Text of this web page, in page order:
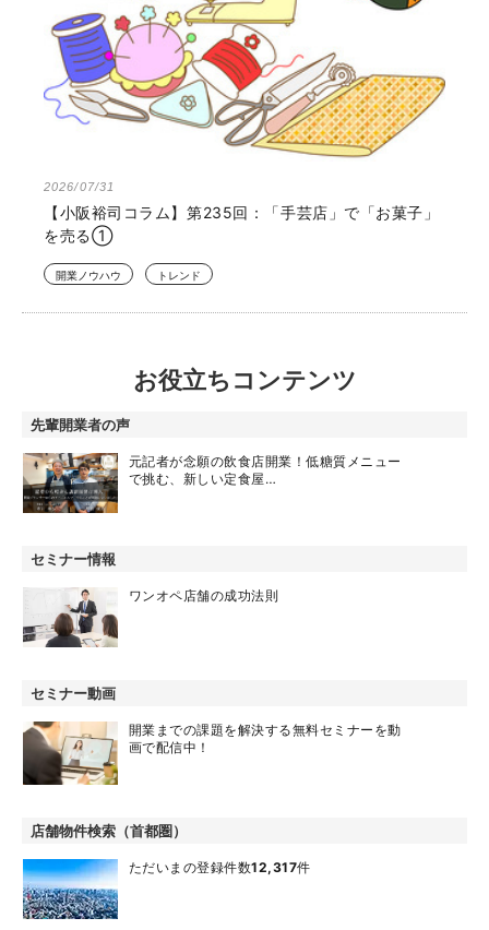
2026/07/31
【小阪裕司コラム】第235回：「手芸店」で「お菓子」
を売る①
開業ノウハウ トレンド
お役立ちコンテンツ
先輩開業者の声
元記者が念願の飲食店開業！低糖質メニュー
で挑む、新しい定食屋…
セミナー情報
ワンオペ店舗の成功法則
セミナー動画
開業までの課題を解決する無料セミナーを動
画で配信中！
店舗物件検索（首都圏）
ただいまの登録件数12,317件